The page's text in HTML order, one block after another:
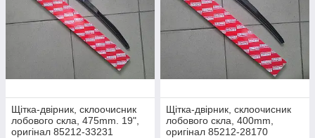
Щітка-двірник, склоочисник
лобового скла, 475mm. 19",
оригінал 85212-33231
Щітка-двірник, склоочисник
лобового скла, 400mm,
оригінал 85212-28170